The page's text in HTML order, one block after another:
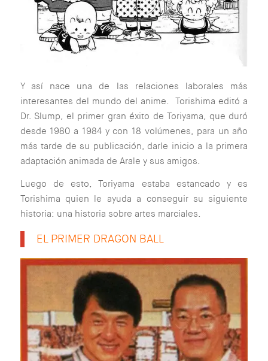
Y así nace una de las relaciones laborales más
interesantes del mundo del anime. Torishima editó a
Dr. Slump, el primer gran éxito de Toriyama, que duró
desde 1980 a 1984 y con 18 volúmenes, para un año
más tarde de su publicación, darle inicio a la primera
adaptación animada de Arale y sus amigos.
Luego de esto, Toriyama estaba estancado y es
Torishima quien le ayuda a conseguir su siguiente
historia: una historia sobre artes marciales.
EL PRIMER DRAGON BALL